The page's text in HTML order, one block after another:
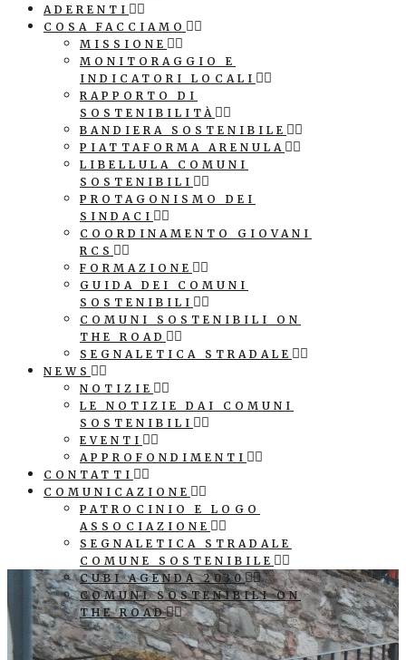
ADERENTI
COSA FACCIAMO
MISSIONE
MONITORAGGIO E
INDICATORI LOCALI
RAPPORTO DI
SOSTENIBILITÀ
BANDIERA SOSTENIBILE
PIATTAFORMA ARENULA
LIBELLULA COMUNI
SOSTENIBILI
PROTAGONISMO DEI
SINDACI
COORDINAMENTO GIOVANI
RCS
FORMAZIONE
GUIDA DEI COMUNI
SOSTENIBILI
COMUNI SOSTENIBILI ON
THE ROAD
SEGNALETICA STRADALE
NEWS
NOTIZIE
LE NOTIZIE DAI COMUNI
SOSTENIBILI
EVENTI
APPROFONDIMENTI
CONTATTI
COMUNICAZIONE
PATROCINIO E LOGO
ASSOCIAZIONE
SEGNALETICA STRADALE
COMUNE SOSTENIBILE
CUBI AGENDA 2030
COMUNI SOSTENIBILI ON
THE ROAD